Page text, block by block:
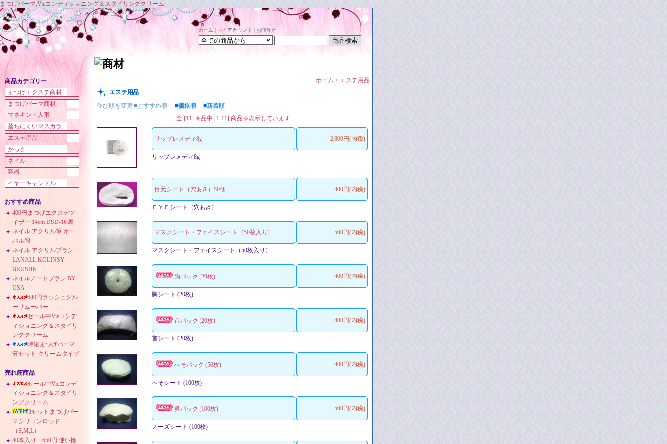
まつげパーマ,Vieコンディショニング＆スタイリングクリーム
ホーム | マイアカウント | お問合せ
商品カテゴリー
まつげエクステ商材
まつげパーマ商材
マネキン・人形
落ちにくいマスカラ
エステ用品
かっさ
ネイル
容器
イヤーキャンドル
おすすめ商品
400円まつげエクステツ
イザー 14cm DSD-16 黒
ネイル アクリル筆 オー
バル#8
ネイル アクリルブラシ
LANALL KOLINSY
BRUSH6
ネイルアートブラシ BY
USA
680円ラッシュグル
ーリムーバー
セール中Vieコンデ
ィショニング＆スタイリ
ングクリーム
時短まつげパーマ
液セット クリームタイプ
売れ筋商品
セール中Vieコンデ
ィショニング＆スタイリ
ングクリーム
3セットまつげパー
マシリコンロッド
（S,M,L）
40本入り 650円 使い捨
ホーム > エステ用品
エステ用品
並び順を変更 ■おすすめ順 ■価格順
■新着順
全 [11] 商品中 [1-11] 商品を表示しています
リップレメディ8g 2,800円(内税)
リップレメディ8g
目元シート（穴あき）50個 400円(内税)
ＥＹＥシート（穴あき）
マスクシート・フェイスシート（50枚入り） 500円(内税)
マスクシート・フェイスシート（50枚入り）
胸パック (20枚) 400円(内税)
胸シート (20枚)
首パック (20枚) 400円(内税)
首シート (20枚)
へそパック (50枚) 400円(内税)
へそシート (100枚)
鼻パック (100枚) 500円(内税)
ノーズシート (100枚)